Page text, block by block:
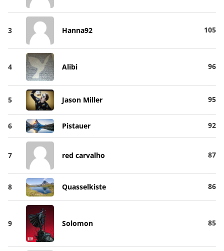
3 Hanna92 105
4 Alibi 96
5 Jason Miller 95
6 Pistauer 92
7 red carvalho 87
8 Quasselkiste 86
9 Solomon 85